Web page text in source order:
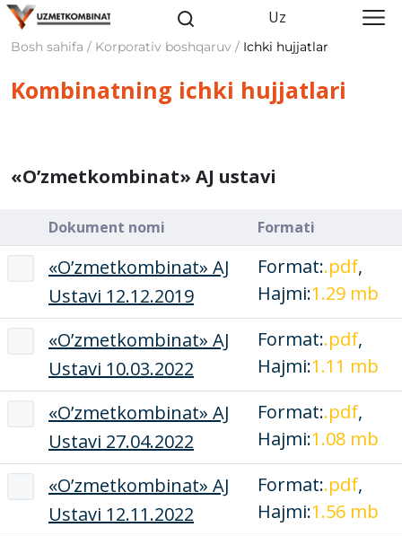
Uz
Bosh sahifa / Korporativ boshqaruv / Ichki hujjatlar
Kombinatning ichki hujjatlari
«O’zmеtkombinat» AJ ustavi
Dokument nomi Formati
«O’zmеtkombinat» AJ
Ustavi 12.12.2019
Format:.pdf,
Hajmi:1.29 mb
«O’zmеtkombinat» AJ
Ustavi 10.03.2022
Format:.pdf,
Hajmi:1.11 mb
«O’zmеtkombinat» AJ
Ustavi 27.04.2022
Format:.pdf,
Hajmi:1.08 mb
«O’zmеtkombinat» AJ
Ustavi 12.11.2022
Format:.pdf,
Hajmi:1.56 mb